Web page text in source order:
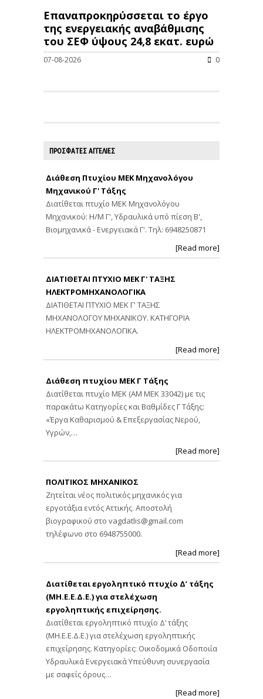
Επαναπροκηρύσσεται το έργο
της ενεργειακής αναβάθμισης
του ΣΕΦ ύψους 24,8 εκατ. ευρώ
07-08-2026 0
ΠΡΟΣΦΑΤΕΣ ΑΓΓΕΛΙΕΣ
Διάθεση Πτυχίου ΜΕΚ Μηχανολόγου
Μηχανικού Γ' Τάξης
Διατίθεται πτυχίο ΜΕΚ Μηχανολόγου
Μηχανικού: Η/Μ Γ', Υδραυλικά υπό πίεση Β',
Βιομηχανικά - Ενεργειακά Γ'. Τηλ: 6948250871
[Read more]
ΔΙΑΤΙΘΕΤΑΙ ΠΤΥΧΙΟ ΜΕΚ Γ' ΤΑΞΗΣ
ΗΛΕΚΤΡΟΜΗΧΑΝΟΛΟΓΙΚΑ
ΔΙΑΤΙΘΕΤΑΙ ΠΤΥΧΙΟ ΜΕΚ Γ' ΤΑΞΗΣ
ΜΗΧΑΝΟΛΟΓΟΥ ΜΗΧΑΝΙΚΟΥ. ΚΑΤΗΓΟΡΙΑ
ΗΛΕΚΤΡΟΜΗΧΑΝΟΛΟΓΙΚΑ.
[Read more]
Διάθεση πτυχίου ΜΕΚ Γ Τάξης
Διατίθεται πτυχίο ΜΕΚ (ΑΜ ΜΕΚ 33042) με τις
παρακάτω Κατηγορίες και Βαθμίδες Γ Τάξης:
«Έργα Καθαρισμού & Επεξεργασίας Νερού,
Υγρών,…
[Read more]
ΠΟΛΙΤΙΚΟΣ ΜΗΧΑΝΙΚΟΣ
Ζητείται νέος πολιτικός μηχανικός για
εργοτάξια εντός Αττικής. Αποστολή
βιογραφικού στο vagdatlis@gmail.com
τηλέφωνο στο 6948755000.
[Read more]
Διατίθεται εργοληπτικό πτυχίο Δ’ τάξης
(ΜΗ.Ε.Ε.Δ.Ε.) για στελέχωση
εργοληπτικής επιχείρησης.
Διατίθεται εργοληπτικό πτυχίο Δ’ τάξης
(ΜΗ.Ε.Ε.Δ.Ε.) για στελέχωση εργοληπτικής
επιχείρησης. Κατηγορίες: Οικοδομικά Οδοποιία
Υδραυλικά Ενεργειακά Υπεύθυνη συνεργασία
με σαφείς όρους…
[Read more]